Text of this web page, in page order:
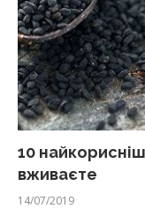
10
вживаєте
14/07/2019